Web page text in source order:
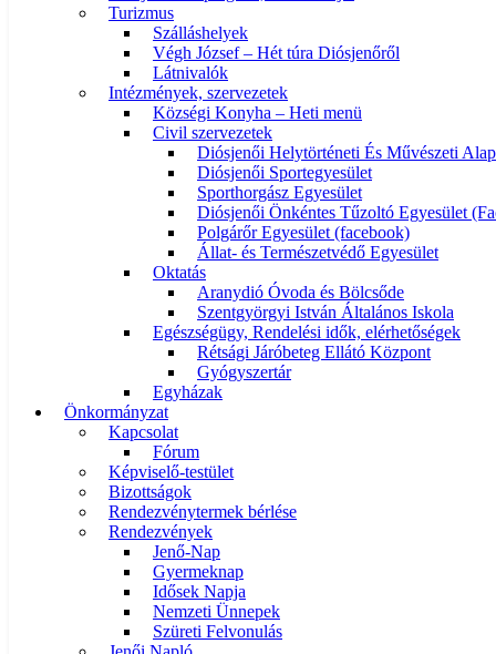
Turizmus
Szálláshelyek
Végh József – Hét túra Diósjenőről
Látnivalók
Intézmények, szervezetek
Községi Konyha – Heti menü
Civil szervezetek
Diósjenői Helytörténeti És Művészeti
Diósjenői Sportegyesület
Sporthorgász Egyesület
Diósjenői Önkéntes Tűzoltó Egyesület
Polgárőr Egyesület (facebook)
Állat- és Természetvédő Egyesület
Oktatás
Aranydió Óvoda és Bölcsőde
Szentgyörgyi István Általános Iskola
Egészségügy, Rendelési idők, elérhetőségek
Rétsági Járóbeteg Ellátó Központ
Gyógyszertár
Egyházak
Önkormányzat
Kapcsolat
Fórum
Képviselő-testület
Bizottságok
Rendezvénytermek bérlése
Rendezvények
Jenő-Nap
Gyermeknap
Idősek Napja
Nemzeti Ünnepek
Szüreti Felvonulás